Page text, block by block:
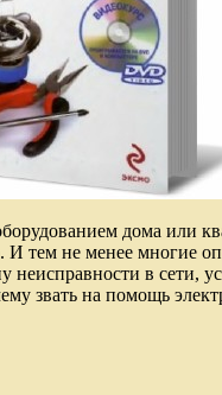
дома или
И тем не менее многие
в сети,
звать на помощь